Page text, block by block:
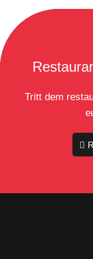
Tritt dem